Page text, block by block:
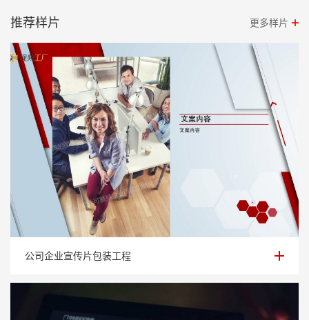
推荐样片 更多样片
公司企业宣传片包装工程
公司企业宣传片包装工程